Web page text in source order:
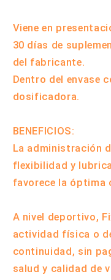
Viene en
30 días de
del fabricante.
Dentro del envase
dosificadora.
BENEFICIOS:
La administración
flexibilidad y
favorece la óptima
A nivel deportivo,
actividad física o
continuidad, sin
salud y calidad de